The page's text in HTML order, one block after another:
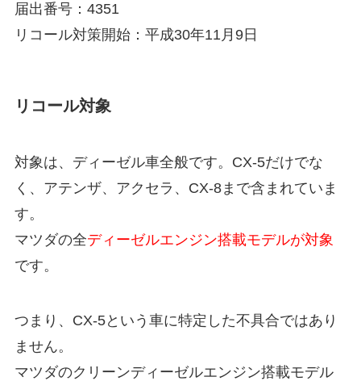
届出番号：4351
リコール対策開始：平成30年11月9日
リコール対象
対象は、ディーゼル車全般です。CX-5だけでな
く、アテンザ、アクセラ、CX-8まで含まれていま
す。
マツダの全ディーゼルエンジン搭載モデルが対象
です。
つまり、CX-5という車に特定した不具合ではあり
ません。
マツダのクリーンディーゼルエンジン搭載モデル